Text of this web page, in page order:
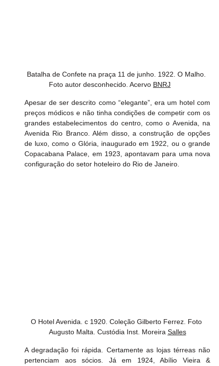
Batalha de Confete na praça 11 de junho. 1922. O Malho.
Foto autor desconhecido. Acervo
Apesar de ser descrito como “elegante”, era um hotel com
preços módicos e não tinha condições de competir com os
grandes estabelecimentos do centro, como o Avenida, na
Avenida Rio Branco. Além disso, a construção de opções
de luxo, como o Glória, inaugurado em 1922, ou o grande
Copacabana Palace, em 1923, apontavam para uma nova
configuração do setor hoteleiro do Rio de Janeiro.
O Hotel Avenida. c 1920. Coleção Gilberto Ferrez. Foto
Augusto Malta. Custódia Inst. Moreira Salles
A degradação foi rápida. Certamente as lojas térreas não
pertenciam aos sócios. Já em 1924, Abílio Vieira &